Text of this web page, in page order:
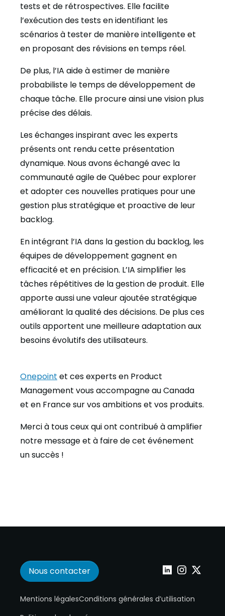
tests et de rétrospectives. Elle facilite
l’exécution des tests en identifiant les
scénarios à tester de manière intelligente et
en proposant des révisions en temps réel.
De plus, l’IA aide à estimer de manière
probabiliste le temps de développement de
chaque tâche. Elle procure ainsi une vision plus
précise des délais.
Les échanges inspirant avec les experts
présents ont rendu cette présentation
dynamique. Nous avons échangé avec la
communauté agile de Québec pour explorer
et adopter ces nouvelles pratiques pour une
gestion plus stratégique et proactive de leur
backlog.
En intégrant l’IA dans la gestion du backlog, les
équipes de développement gagnent en
efficacité et en précision. L’IA simplifier les
tâches répétitives de la gestion de produit. Elle
apporte aussi une valeur ajoutée stratégique
améliorant la qualité des décisions. De plus ces
outils apportent une meilleure adaptation aux
besoins évolutifs des utilisateurs.
Onepoint et ces experts en Product
Management vous accompagne au Canada
et en France sur vos ambitions et vos produits.
Merci à tous ceux qui ont contribué à amplifier
notre message et à faire de cet événement
un succès !
Nous contacter Wepoint sur
Wepoint sur
Wepoint
Mentions légalesConditions générales d’utilisation